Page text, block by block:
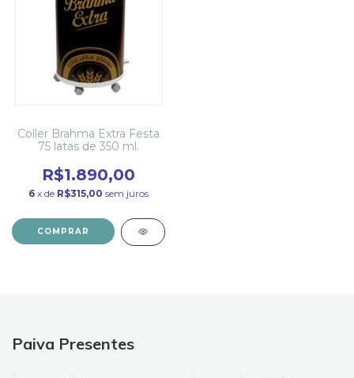
Coller Brahma Extra Festa
75 latas de 350 ml.
R$1.890,00
6 x de R$315,00 sem juros
Paiva Presentes